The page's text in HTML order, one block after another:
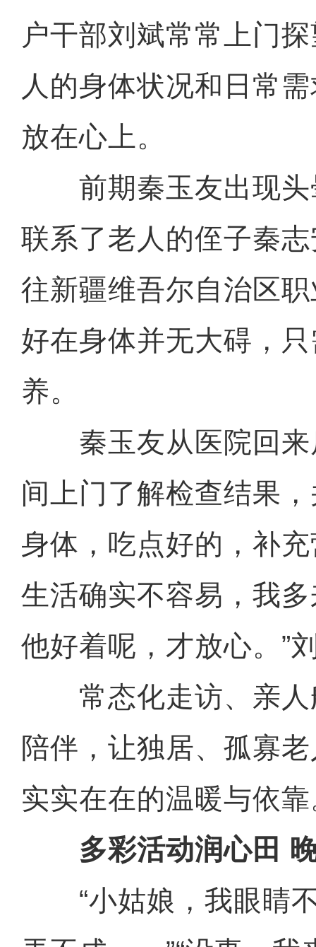
户干部刘斌常常上门
人的身体状况和日常
放在心上。
前期秦玉友出现头
联系了老人的侄子秦
往新疆维吾尔自治区
好在身体并无大碍，
养。
秦玉友从医院回来
间上门了解检查结果
身体，吃点好的，补
生活确实不容易，我
他好着呢，才放心。”
常态化走访、亲人
陪伴，让独居、孤寡
实实在在的温暖与依
多彩活动润心田 晚
“小姑娘，我眼睛不